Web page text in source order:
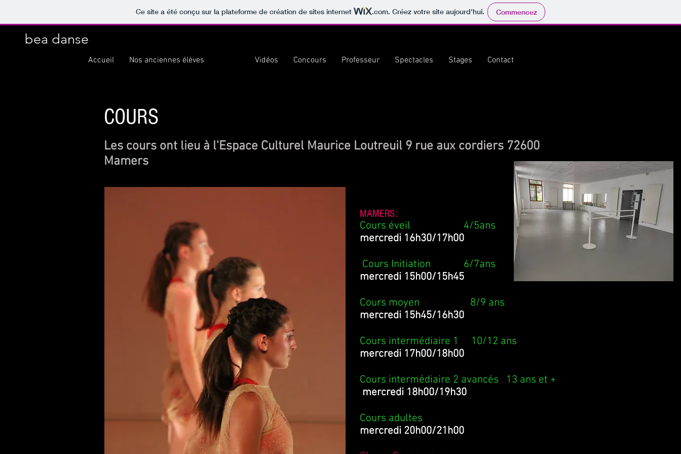
Ce site a été conçu sur la plateforme de création de sites internet .com. Créez votre site aujourd'hui. Commencez
bea danse
Accueil Nos anciennes élèves Vidéos Concours Professeur Spectacles Stages Contact
COURS
Les cours ont lieu à l'Espace Culturel Maurice Loutreuil 9 rue aux cordiers 72600
Mamers
MAMERS:
Cours éveil 4/5ans
mercredi 16h30/17h00
Cours Initiation 6/7ans
mercredi 15h00/15h45
Cours moyen 8/9 ans
mercredi 15h45/16h30
Cours intermédiaire 1 10/12 ans
mercredi 17h00/18h00
Cours intermédiaire 2 avancés 13 ans et +
mercredi 18h00/19h30
Cours adultes
mercredi 20h00/21h00